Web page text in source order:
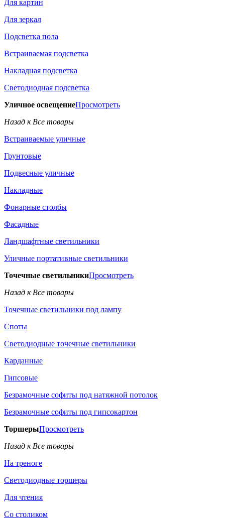
Для картин
Для зеркал
Подсветка пола
Встраиваемая подсветка
Накладная подсветка
Светодиодная подсветка
Уличное освещениеПросмотреть
Назад к Все товары
Встраиваемые уличные
Грунтовые
Подвесные уличные
Накладные
Фонарные столбы
Фасадные
Ландшафтные светильники
Уличные портативные светильники
Точечные светильникиПросмотреть
Назад к Все товары
Точечные светильники под лампу
Споты
Светодиодные точечные светильники
Карданные
Гипсовые
Безрамочные софиты под натяжной потолок
Безрамочные софиты под гипсокартон
ТоршерыПросмотреть
Назад к Все товары
На треноге
Светодиодные торшеры
Для чтения
Со столиком